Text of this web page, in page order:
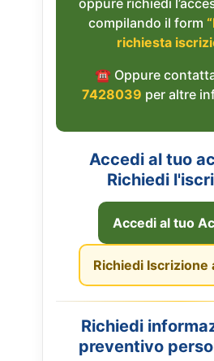
oppure richiedi
compilando il form
richiesta
☎︎ Oppure
7428039 per altre
Accedi al tuo
Richiedi
Accedi al tuo
Richiedi Iscrizione
Richiedi
preventivo